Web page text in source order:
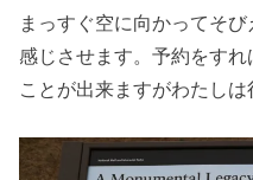
まっすぐ空に向かってそ
感じさせます。予約をすれ
ことが出来ますがわたしは